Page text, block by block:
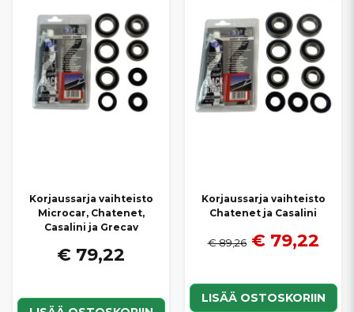
Korjaussarja vaihteisto
Microcar, Chatenet,
Casalini ja Grecav
€ 79,22
Korjaussarja vaihteisto
Chatenet ja Casalini
€ 89,26 € 79,22
LISÄÄ OSTOSKORIIN